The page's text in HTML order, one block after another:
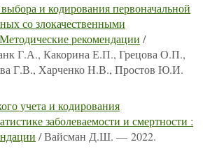
и кодирования первоначальной
со злокачественными
рекомендации /
Г.А., Какорина Е.П., Грецова О.П.,
Г.В., Харченко Н.В., Простов Ю.И.
учета и кодирования
заболеваемости и смертности :
/ Вайсман Д.Ш. — 2022.